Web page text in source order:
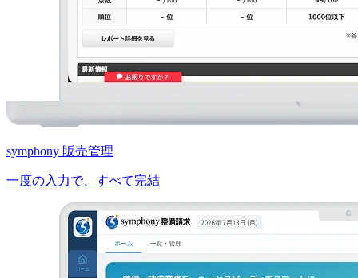
symphony 販売管理
一度の入力で、すべて完結